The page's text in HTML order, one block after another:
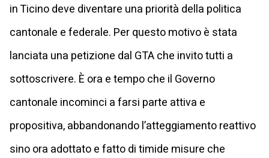
in Ticino deve diventare una priorità della politica
cantonale e federale. Per questo motivo è stata
lanciata una petizione dal GTA che invito tutti a
sottoscrivere. È ora e tempo che il Governo
cantonale incominci a farsi parte attiva e
propositiva, abbandonando l’atteggiamento reattivo
sino ora adottato e fatto di timide misure che